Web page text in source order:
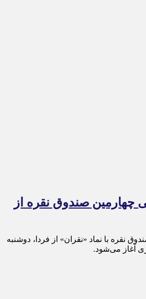
چهارمین صندوق نقره از
نقره با نماد «نقران» از فردا، دوشنبه